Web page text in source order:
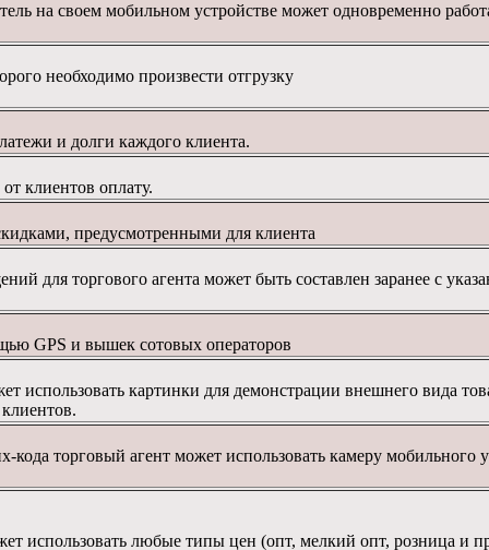
на своем мобильном устройстве может одновременно
необходимо произвести отгрузку
и долги каждого клиента.
клиентов оплату.
, предусмотренными для клиента
для торгового агента может быть составлен заранее с
GPS и вышек сотовых операторов
использовать картинки для демонстрации внешнего вида
кода торговый агент может использовать камеру
использовать любые типы цен (опт, мелкий опт, розница и